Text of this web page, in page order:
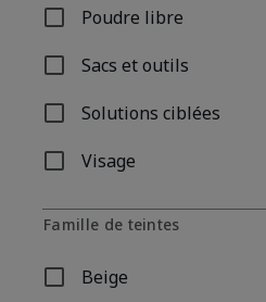
Poudre libre
Affiner par Type de
Sacs et outils
Affiner par Type de produit:
Solutions ciblées
Affiner par Type de
Visage
Affiner par Type de produit:
Famille de teintes
Beige
Affiner par Famille de